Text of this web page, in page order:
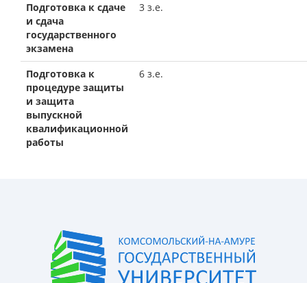
Подготовка к сдаче
и сдача
государственного
экзамена
3 з.е.
Подготовка к
процедуре защиты
и защита
выпускной
квалификационной
работы
6 з.е.